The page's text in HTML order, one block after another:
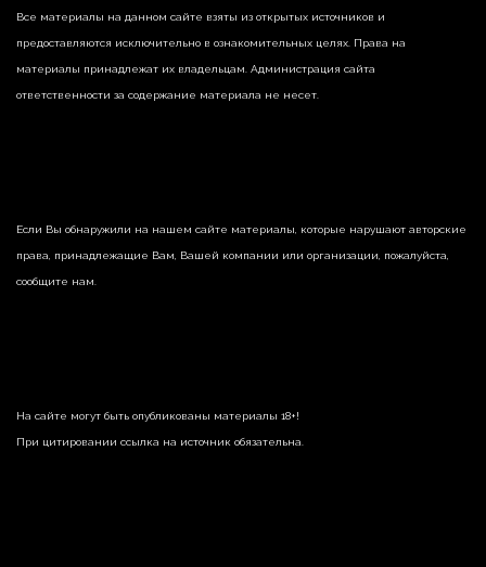
Все материалы на данном сайте взяты из открытых источников и
предоставляются исключительно в ознакомительных целях. Права на
материалы принадлежат их владельцам. Администрация сайта
ответственности за содержание материала не несет.
Если Вы обнаружили на нашем сайте материалы, которые нарушают авторские
права, принадлежащие Вам, Вашей компании или организации, пожалуйста,
сообщите нам.
На сайте могут быть опубликованы материалы 18+!
При цитировании ссылка на источник обязательна.